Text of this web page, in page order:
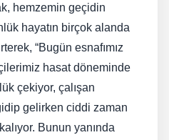
hemzemin geçidin
hayatın birçok alanda
“Bugün esnafımız
hasat döneminde
çekiyor, çalışan
gelirken ciddi zaman
Bunun yanında